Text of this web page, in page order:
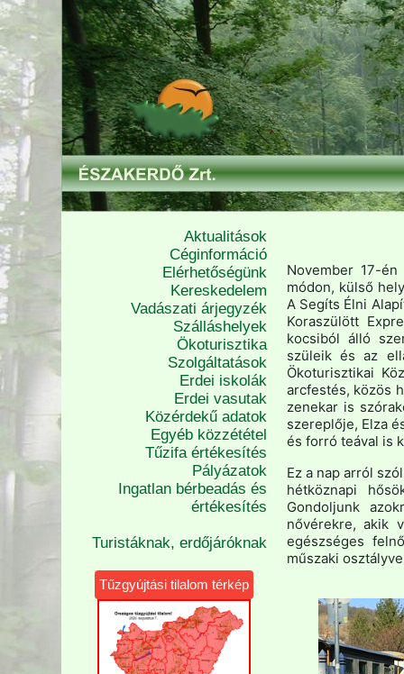
Aktualitások
Céginformáció
Elérhetőségünk
Kereskedelem
Vadászati árjegyzék
Szálláshelyek
Ökoturisztika
Szolgáltatások
Erdei iskolák
Erdei vasutak
Közérdekű adatok
Egyéb közzététel
Tűzifa értékesítés
Pályázatok
Ingatlan bérbeadás és
értékesítés
Turistáknak, erdőjáróknak
Tűzgyújtási tilalom térkép
November 17-
módon, külső
A Segíts Élni
Koraszülött
kocsiból álló
szüleik és az
Ökoturisztikai
arcfestés, közös
zenekar is
szereplője, Elza
és forró teával is
Ez a nap arról
hétköznapi
Gondoljunk
nővérekre, akik
egészséges
műszaki